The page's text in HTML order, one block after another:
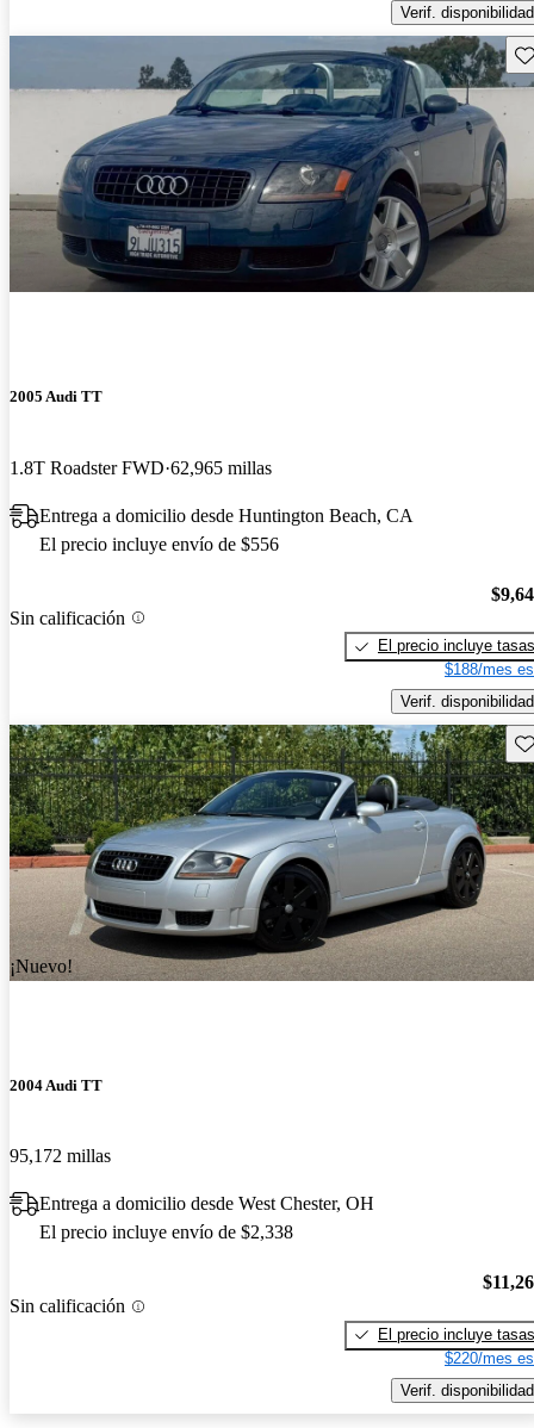
Verif. disponibilidad
2005 Audi TT
1.8T Roadster FWD 62,965 millas
Entrega a domicilio desde Huntington Beach, CA
El precio incluye envío de $556
Sin calificación
El precio incluye tasas
$188/mes
Verif. disponibilidad
¡Nuevo!
2004 Audi TT
95,172 millas
Entrega a domicilio desde West Chester, OH
El precio incluye envío de $2,338
Sin calificación
El precio incluye tasas
$220/mes
Verif. disponibilidad